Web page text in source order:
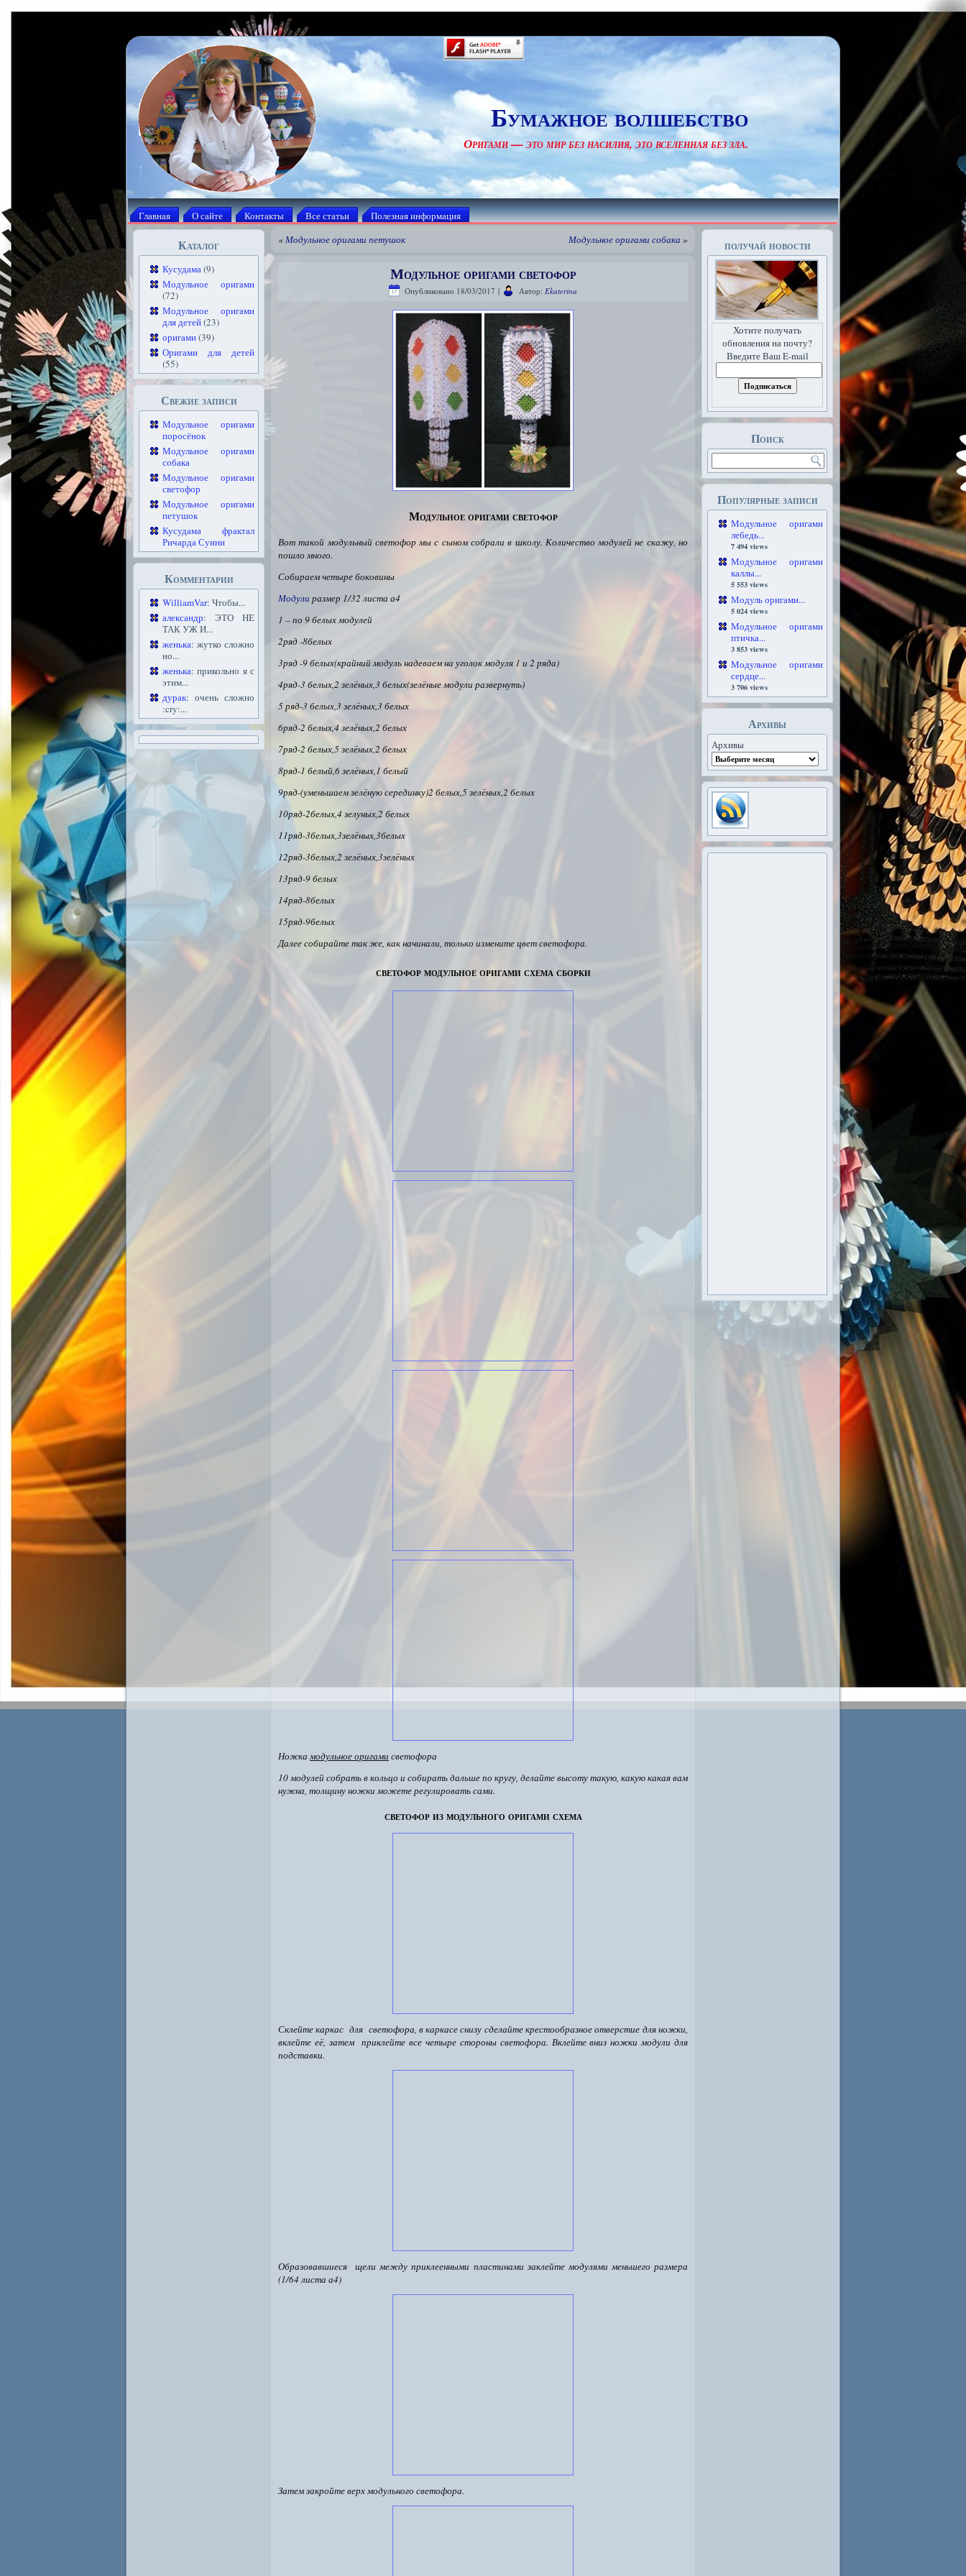
Бумажное волшебство
Оригами — это мир без насилия, это вселенная без зла.
Главная О сайте Контакты Все статьи Полезная информация
Каталог
Кусудама(9)
Модульное оригами
(72)
Модульное оригами
для детей(23)
оригами(39)
Оригами для детей
(55)
Свежие записи
Модульное оригами
поросёнок
Модульное оригами
собака
Модульное оригами
светофор
Модульное оригами
петушок
Кусудама фрактал
Ричарда Суини
Комментарии
WilliamVar: Чтобы...
александр: ЭТО НЕ
ТАК УЖ И...
женька: жутко сложно
но...
женька: прикольно я с
этим...
дурак: очень сложно
:cry:...
«Модульное оригами петушок Модульное оригами собака »
Модульное оригами светофор
Опубликовано 18/03/2017 | Автор: Ekaterina
Модульное оригами светофор
Вот такоймодульный светофор мы с сыном собрали в школу. Количество модулей не скажу, но
пошло много.
Собираем четыре боковины
Модули размер 1/32 листа а4
1 – по 9 белых модулей
2ряд -8белых
3ряд -9 белых(крайний модуль надеваем на уголок модуля 1 и 2 ряда)
4ряд-3 белых,2 зелёных,3 белых(зелёные модули развернуть)
5 ряд-3 белых,3 зелёных,3 белых
6ряд-2 белых,4 зелёных,2 белых
7ряд-2 белых,5 зелёных,2 белых
8ряд-1 белый,6 зелёных,1 белый
9ряд-(уменьшаем зелёную серединку)2 белых,5 зелёных,2 белых
10ряд-2белых,4 зелуных,2 белых
11ряд-3белых,3зелёных,3белых
12ряд-3белых,2 зелёных,3зелёных
13ряд-9 белых
14ряд-8белых
15ряд-9белых
Далее собирайте так же, как начинали, только измените цвет светофора.
светофор модульное оригами схема сборки
Ножкамодульное оригами светофора
10 модулей собрать в кольцо и собирать дальше по кругу, делайте высоту такую, какую какая вам
нужна, толщину ножки можете регулировать сами.
светофор из модульного оригами схема
Склейте каркас для светофора, в каркасе снизу сделайте крестообразное отверстие для ножки,
вклейте её, затем приклейте все четыре стороны светофора. Вклейте вниз ножки модули для
подставки.
Образовавшиеся щели между приклеенными пластинами заклейте модулями меньшего размера
(1/64 листа а4)
Затем закройте верх модульного светофора.
получай новости
Хотите получать
обновления на почту?
Введите Ваш E-mail
Поиск
Популярные записи
Модульное оригами
лебедь...
7 494 views
Модульное оригами
каллы...
5 553 views
Модуль оригами...
5 024 views
Модульное оригами
птичка...
3 853 views
Модульное оригами
сердце...
3 706 views
Архивы
Архивы